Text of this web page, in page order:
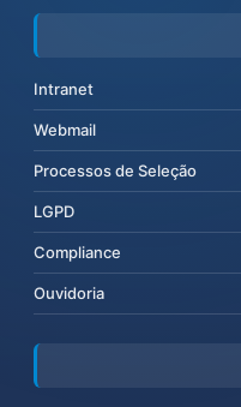
Intranet
Webmail
Processos de Seleção
LGPD
Compliance
Ouvidoria